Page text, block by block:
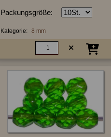
Packungsgröße:
Kategorie: 8 mm